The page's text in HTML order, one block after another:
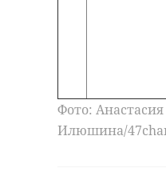
Фото: Анастасия
Илюшина/